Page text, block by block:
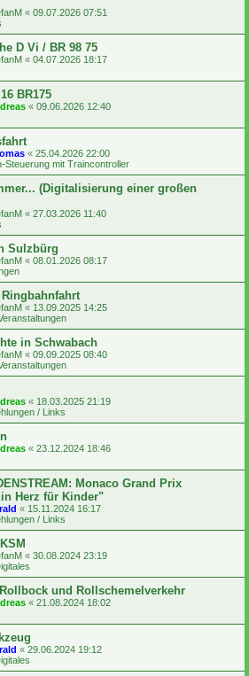
« 09.07.2026 07:51
D Vi / BR 98 75
« 04.07.2026 18:17
BR175
« 09.06.2026 12:40
« 25.04.2026 22:00
Steuerung mit Traincontroller
(Digitalisierung einer großen
« 27.03.2026 11:40
Sulzbürg
« 08.01.2026 08:17
« 13.09.2025 14:25
in Schwabach
« 09.09.2025 08:40
« 18.03.2025 21:19
/ Links
« 23.12.2024 18:46
Monaco Grand Prix
Herz für Kinder"
« 15.11.2024 16:17
/ Links
« 30.08.2024 23:19
und Rollschemelverkehr
« 21.08.2024 18:02
« 29.06.2024 19:12